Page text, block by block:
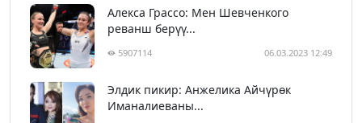
Алекса Грассо: Мен Шевченкого
реванш берүү...
5907114 06.03.2023 12:49
Элдик пикир: Анжелика Айчүрөк
Иманалиеваны...